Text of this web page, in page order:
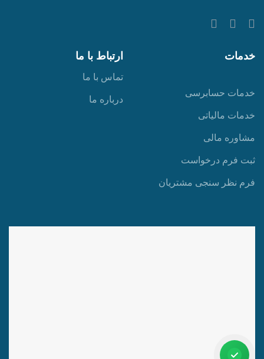
خدمات
خدمات حسابرسی
خدمات مالیاتی
مشاوره مالی
ثبت فرم درخواست
فرم نظر سنجی مشتریان
ارتباط با ما
تماس با ما
درباره ما